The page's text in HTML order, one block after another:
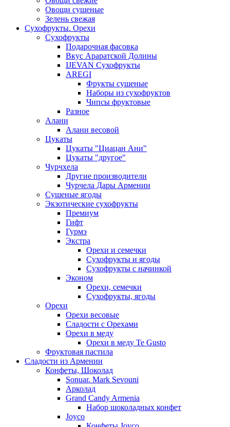
Овощи сушеные
Зелень свежая
Сухофрукты. Орехи
Сухофрукты
Подарочная фасовка
Вкус Араратской Долины
IJEVAN Сухофрукты
AREGI
Фрукты сушеные
Наборы из сухофруктов
Чипсы фруктовые
Разное
Алани
Алани весовой
Цукаты
Цукаты "Циацан Ани"
Цукаты "другое"
Чурчхела
Другие производители
Чурчела Дары Армении
Сушеные ягоды
Экзотические сухофрукты
Премиум
Гифт
Гурмэ
Экстра
Орехи и семечки
Сухофрукты и ягоды
Сухофрукты с начинкой
Эконом
Орехи, семечки
Сухофрукты, ягоды
Орехи
Орехи весовые
Сладости с Орехами
Орехи в меду
Орехи в меду Te Gusto
Фруктовая пастила
Сладости из Армении
Конфеты, Шоколад
Sonuar. Mark Sevouni
Арколад
Grand Candy Armenia
Набор шоколадных конфет
Joyco